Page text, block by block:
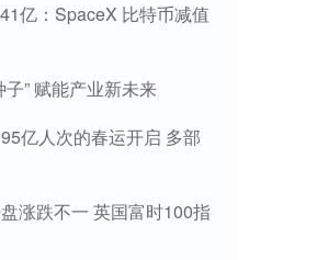
亿：SpaceX 比特币减值
” 赋能产业新未来
亿人次的春运开启 多部
涨跌不一 英国富时100指